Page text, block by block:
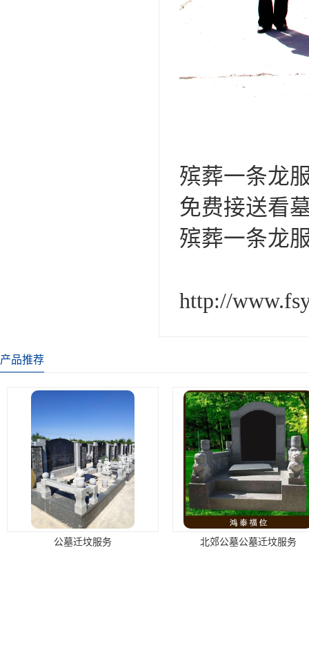
殡葬一条龙
免费接送看
殡葬一条龙
http://
产品推荐
公墓迁坟服务 北郊公墓公墓迁坟服务